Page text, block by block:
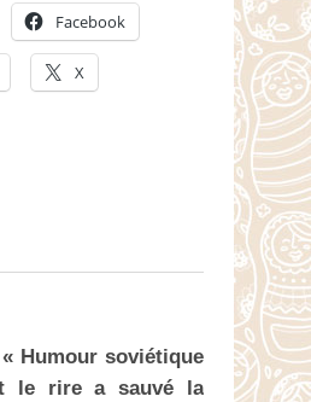
Facebook
X
Humour soviétique
le rire a sauvé la